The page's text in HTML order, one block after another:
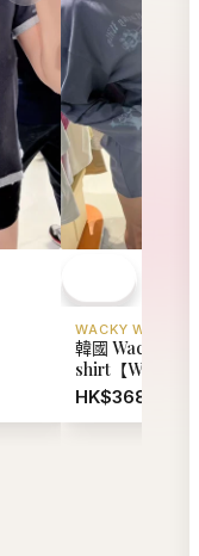
WACKY WILLY
韓國 Wacky
shirt【WW305】
HK$368.00